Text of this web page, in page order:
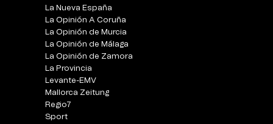
La Nueva España
La Opinión A Coruña
La Opinión de Murcia
La Opinión de Málaga
La Opinión de Zamora
La Provincia
Levante-EMV
Mallorca Zeitung
Regio7
Sport